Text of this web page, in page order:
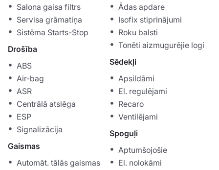
Salona gaisa filtrs
Servisa grāmatiņa
Sistēma Starts-Stop
Drošība
ABS
Air-bag
ASR
Centrālā atslēga
ESP
Signalizācija
Gaismas
Automāt. tālās gaismas
Ādas apdare
Isofix stiprinājumi
Roku balsti
Tonēti aizmugurējie logi
Sēdekļi
Apsildāmi
El. regulējami
Recaro
Ventilējami
Spoguļi
Aptumšojošie
El. nolokāmi